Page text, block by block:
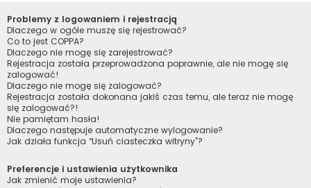
Problemy z logowaniem i rejestracją
Dlaczego w ogóle muszę się rejestrować?
Co to jest COPPA?
Dlaczego nie mogę się zarejestrować?
Rejestracja została przeprowadzona poprawnie, ale nie mogę się
zalogować!
Dlaczego nie mogę się zalogować?
Rejestracja została dokonana jakiś czas temu, ale teraz nie mogę
się zalogować?!
Nie pamiętam hasła!
Dlaczego następuje automatyczne wylogowanie?
Jak działa funkcja “Usuń ciasteczka witryny”?
Preferencje i ustawienia użytkownika
Jak zmienić moje ustawienia?